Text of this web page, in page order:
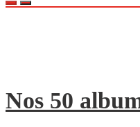
Nos 50